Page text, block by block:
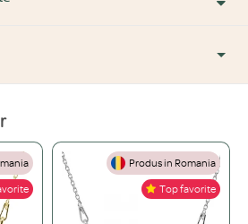
bijuteriile voastre?
calitate, atent selecționate: Argint 925,
Produs in Romania
Top favorite